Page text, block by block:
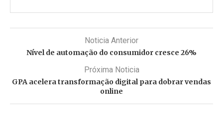
Noticia Anterior
Nível de automação do consumidor cresce 26%
Próxima Noticia
GPA acelera transformação digital para dobrar vendas
online